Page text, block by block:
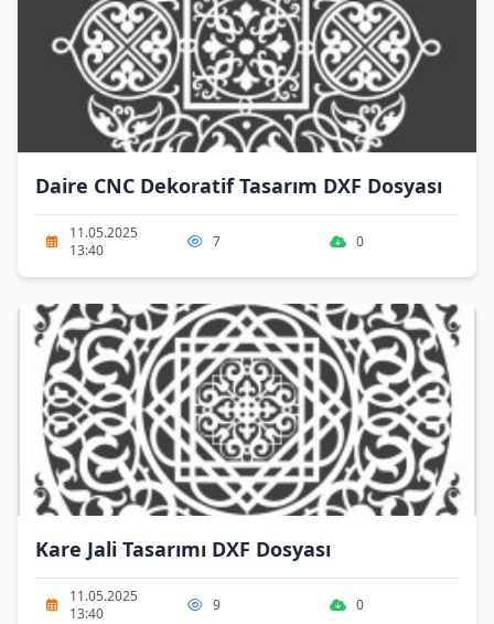
Daire CNC Dekoratif Tasarım DXF Dosyası
11.05.2025
13:40
7 0
Kare Jali Tasarımı DXF Dosyası
11.05.2025
13:40
9 0